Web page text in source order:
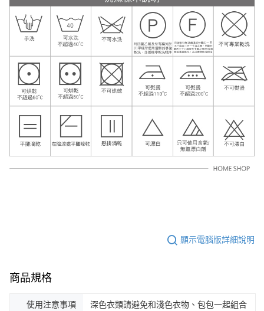
顯示電腦版詳細說明
商品規格
使用注意事項
深色衣類請避免和淺色衣物、包包一起組合